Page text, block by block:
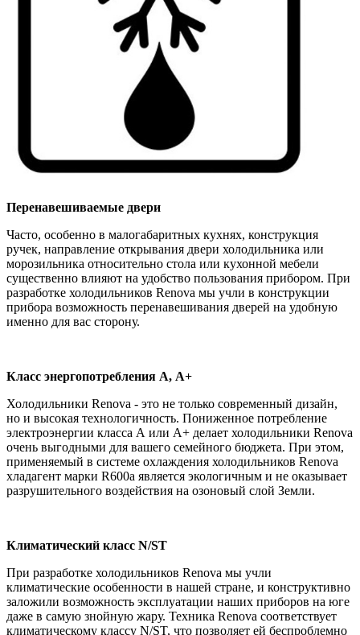
Перенавешиваемые двери
Часто, особенно в малогабаритных кухнях, конструкция
ручек, направление открывания двери холодильника или
морозильника относительно стола или кухонной мебели
существенно влияют на удобство пользования прибором. При
разработке холодильников Renova мы учли в конструкции
прибора возможность перенавешивания дверей на удобную
именно для вас сторону.
Класс энергопотребления А, А+
Холодильники Renova - это не только современный дизайн,
но и высокая технологичность. Пониженное потребление
электроэнергии класса А или А+ делает холодильники Renova
очень выгодными для вашего семейного бюджета. При этом,
применяемый в системе охлаждения холодильников Renova
хладагент марки R600a является экологичным и не оказывает
разрушительного воздействия на озоновый слой Земли.
Климатический класс N/ST
При разработке холодильников Renova мы учли
климатические особенности в нашей стране, и конструктивно
заложили возможность эксплуатации наших приборов на юге
даже в самую знойную жару. Техника Renova соответствует
климатическому классу N/ST, что позволяет ей беспроблемно